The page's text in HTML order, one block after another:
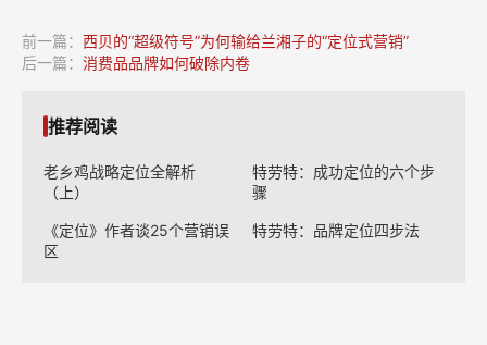
前一篇： 西贝的“超级符号”为何输给兰湘子的“定位式营销”
后一篇： 消费品品牌如何破除内卷
推荐阅读
老乡鸡战略定位全解析
（上）
特劳特：成功定位的六个步
骤
《定位》作者谈25个营销误
区
特劳特：品牌定位四步法